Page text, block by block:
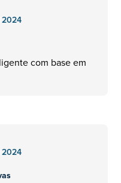
2024
com base em
2024